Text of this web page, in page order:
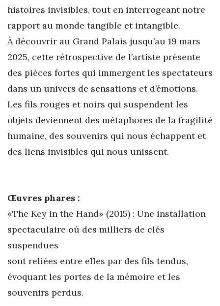
histoires invisibles, tout en interrogeant notre
rapport au monde tangible et intangible.
À découvrir au Grand Palais jusqu’au 19 mars
2025, cette rétrospective de l’artiste présente
des pièces fortes qui immergent les spectateurs
dans un univers de sensations et d’émotions.
Les fils rouges et noirs qui suspendent les
objets deviennent des métaphores de la fragilité
humaine, des souvenirs qui nous échappent et
des liens invisibles qui nous unissent.
Œuvres phares :
«The Key in the Hand» (2015) : Une installation
spectaculaire où des milliers de clés
suspendues
sont reliées entre elles par des fils tendus,
évoquant les portes de la mémoire et les
souvenirs perdus.